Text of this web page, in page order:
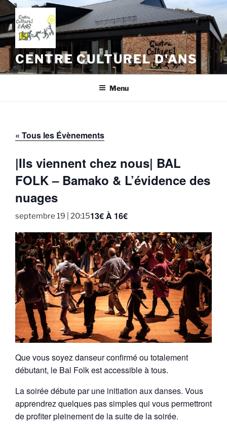
Aller
au
contenu
principal
CENTRE CULTUREL D'ANS
Menu
« Tous les Évènements
|Ils viennent chez nous| BAL
FOLK – Bamako & L’évidence des
nuages
septembre 19 | 20:1513€ À 16€
Que vous soyez danseur confirmé ou totalement
débutant, le Bal Folk est accessible à tous.
La soirée débute par une initiation aux danses. Vous
apprendrez quelques pas simples qui vous permettront
de profiter pleinement de la suite de la soirée.